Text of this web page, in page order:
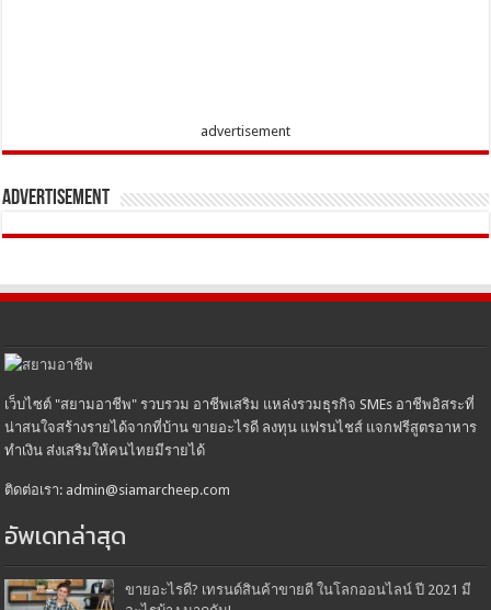
advertisement
Advertisement
เว็บไซต์ "สยามอาชีพ" รวบรวม อาชีพเสริม แหล่งรวมธุรกิจ SMEs อาชีพอิสระที่
น่าสนใจสร้างรายได้จากที่บ้าน ขายอะไรดี ลงทุน แฟรนไชส์ แจกฟรีสูตรอาหาร
ทำเงิน ส่งเสริมให้คนไทยมีรายได้
ติดต่อเรา: admin@siamarcheep.com
อัพเดทล่าสุด
ขายอะไรดี? เทรนด์สินค้าขายดี ในโลกออนไลน์ ปี 2021 มี